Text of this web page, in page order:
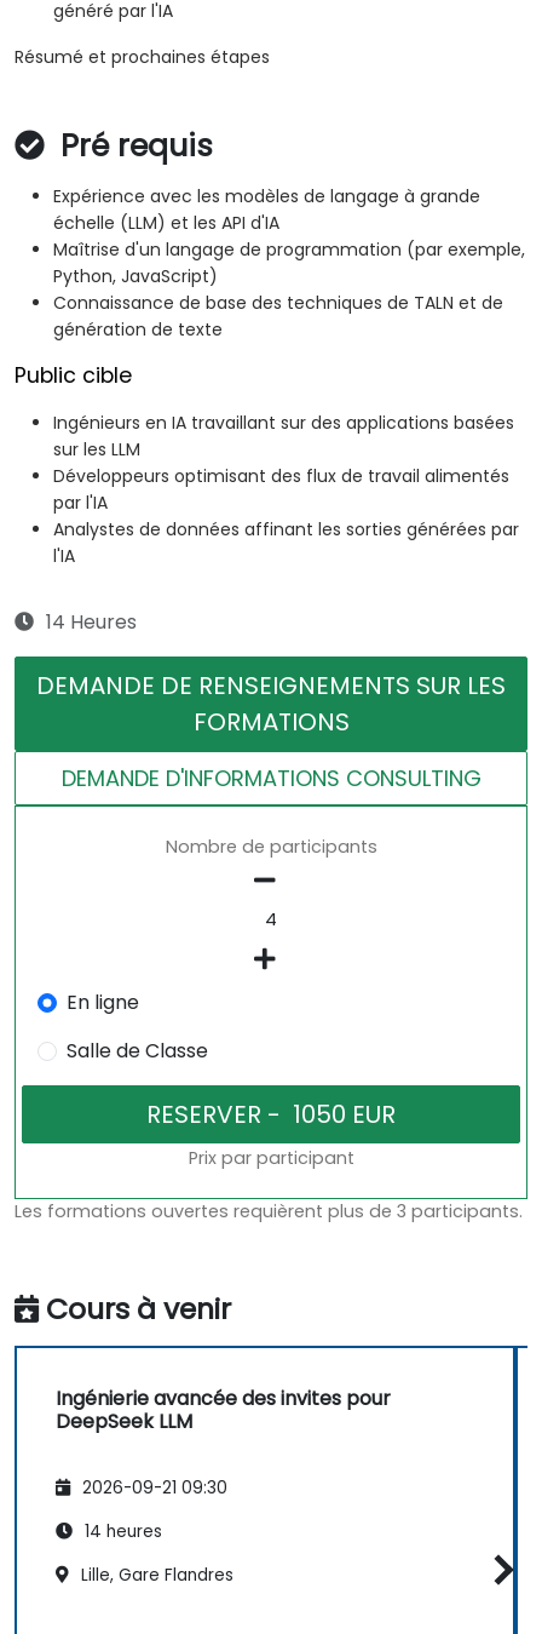
généré par l'IA
Résumé et prochaines étapes
Pré requis
Expérience avec les modèles de langage à grande
échelle (LLM) et les API d'IA
Maîtrise d'un langage de programmation (par exemple,
Python, JavaScript)
Connaissance de base des techniques de TALN et de
génération de texte
Public cible
Ingénieurs en IA travaillant sur des applications basées
sur les LLM
Développeurs optimisant des flux de travail alimentés
par l'IA
Analystes de données affinant les sorties générées par
l'IA
14 Heures
DEMANDE DE RENSEIGNEMENTS SUR LES
FORMATIONS
DEMANDE D'INFORMATIONS CONSULTING
Nombre de participants
En ligne
Salle de Classe
Prix par participant
Les formations ouvertes requièrent plus de 3 participants.
Cours à venir
Ingénierie avancée des invites pour
DeepSeek LLM
2026-09-21 09:30
14 heures
Lille, Gare Flandres